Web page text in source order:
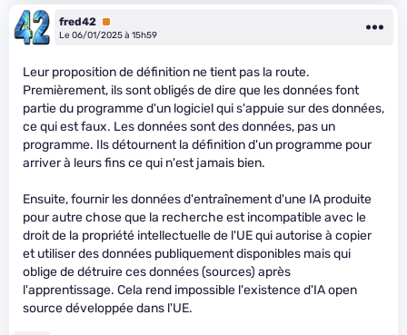
fred42 Premium
Le 06/01/2025 à 15h59
Leur proposition de définition ne tient pas la route.
Premièrement, ils sont obligés de dire que les données font
partie du programme d'un logiciel qui s'appuie sur des données,
ce qui est faux. Les données sont des données, pas un
programme. Ils détournent la définition d'un programme pour
arriver à leurs fins ce qui n'est jamais bien.
Ensuite, fournir les données d'entraînement d'une IA produite
pour autre chose que la recherche est incompatible avec le
droit de la propriété intellectuelle de l'UE qui autorise à copier
et utiliser des données publiquement disponibles mais qui
oblige de détruire ces données (sources) après
l'apprentissage. Cela rend impossible l'existence d'IA open
source développée dans l'UE.